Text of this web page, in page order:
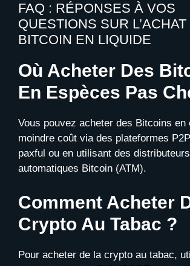
FAQ : RÉPONSES À VOS
QUESTIONS SUR L’ACHAT
BITCOIN EN LIQUIDE
Où Acheter Des
En Espèces Pas
Vous pouvez acheter des Bitcoins en
moindre coût via des plateformes
paxful ou en utilisant des distributeurs
automatiques Bitcoin (ATM).
Comment Acheter
Crypto Au Tabac ?
Pour acheter de la crypto au tabac,